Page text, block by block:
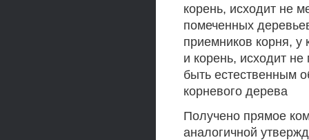
корень, исходит не
помеченных
приемников корня, у
и корень, исходит
быть естественным
корневого дерева
Получено прямое
аналогичной